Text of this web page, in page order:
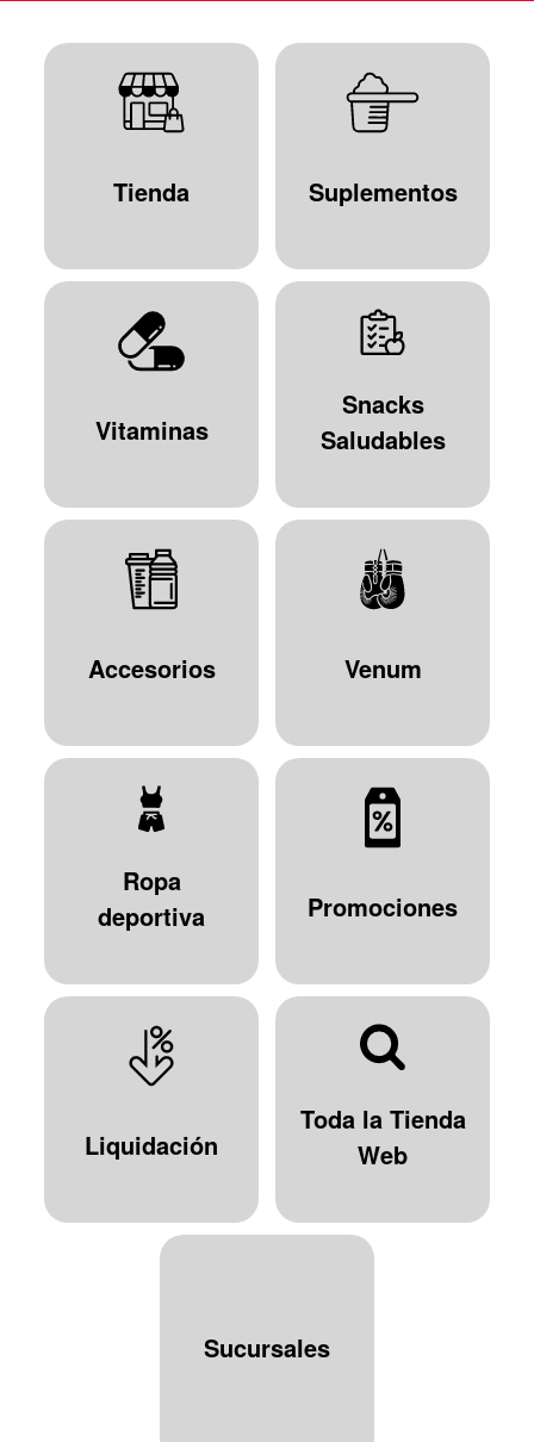
Tienda Suplementos
Vitaminas
Snacks
Saludables
Accesorios Venum
Ropa
deportiva
Promociones
Liquidación
Toda la Tienda
Web
Sucursales